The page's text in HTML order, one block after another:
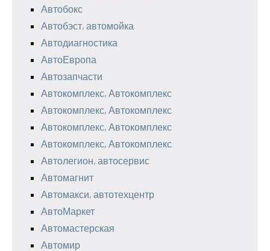
Автобокс
Автобэст, автомойка
Автодиагностика
АвтоЕвропа
Автозапчасти
Автокомплекс, Автокомплекс
Автокомплекс, Автокомплекс
Автокомплекс, Автокомплекс
Автокомплекс, Автокомплекс
Автолегион, автосервис
Автомагнит
Автомакси, автотехцентр
АвтоМаркет
Автомастерская
Автомир